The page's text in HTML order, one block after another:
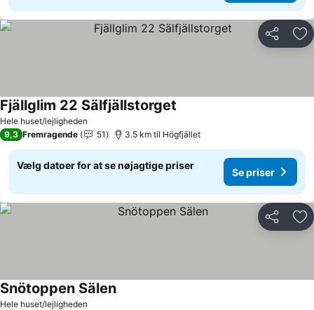
Del
Hele huset/lejligheden
Fjällglim 22 Sälfjällstorget
9,3 Fremragende 51 3.5 km til Högfjället
Vælg datoer for at se nøjagtige priser
Se priser
Del
Hele huset/lejligheden
Snötoppen Sälen